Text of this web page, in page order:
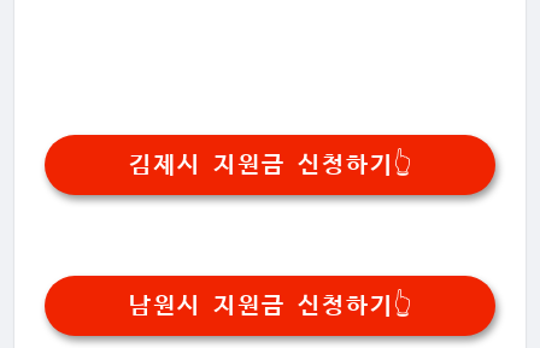
김제시 지원금 신청하기👆️
남원시 지원금 신청하기👆️